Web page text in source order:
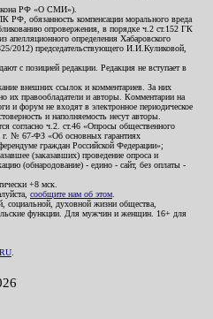
РФ «О СМИ»).
РФ, обязанность компенсации морального вреда
опровержения, в порядке ч.2 ст.152 ГК
апелляционного определения Хабаровского
2012) председательствующего И.И.Куликовой,
с позицией редакции. Редакция не вступает в
внешних ссылок и комментариев. За них
их правообладатели и авторы. Комментарии на
и форум не входят в электронное периодическое
и наполняемость несут авторы.
согласно ч.2. ст.46 «Опросы общественного
г. № 67-ФЗ «Об основных гарантиях
граждан Российской Федерации»;
(заказавших) проведение опроса и
(обнародование) - едино - сайт, без оплаты -
+8 мск.
сообщите нам об этом
социальной, духовной жизни общества,
функции. Для мужчин и женщин. 16+ для